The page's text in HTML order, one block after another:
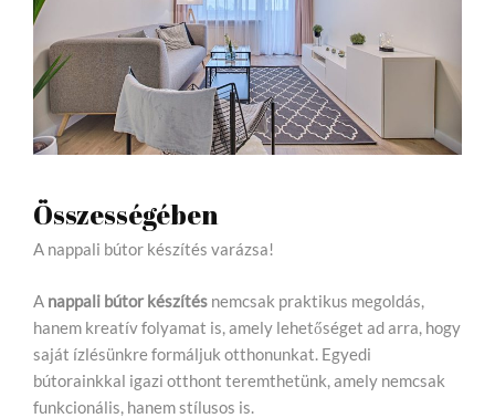
Összességében
A nappali bútor készítés varázsa!
A nappali bútor készítés nemcsak praktikus megoldás,
hanem kreatív folyamat is, amely lehetőséget ad arra, hogy
saját ízlésünkre formáljuk otthonunkat. Egyedi
bútorainkkal igazi otthont teremthetünk, amely nemcsak
funkcionális, hanem stílusos is.